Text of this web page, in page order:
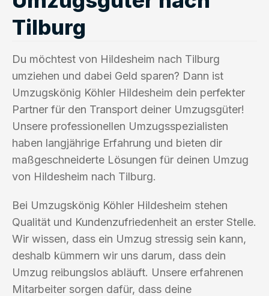
Tilburg
Du möchtest von Hildesheim nach Tilburg
umziehen und dabei Geld sparen? Dann ist
Umzugskönig Köhler Hildesheim dein perfekter
Partner für den Transport deiner Umzugsgüter!
Unsere professionellen Umzugsspezialisten
haben langjährige Erfahrung und bieten dir
maßgeschneiderte Lösungen für deinen Umzug
von Hildesheim nach Tilburg.
Bei Umzugskönig Köhler Hildesheim stehen
Qualität und Kundenzufriedenheit an erster Stelle.
Wir wissen, dass ein Umzug stressig sein kann,
deshalb kümmern wir uns darum, dass dein
Umzug reibungslos abläuft. Unsere erfahrenen
Mitarbeiter sorgen dafür, dass deine